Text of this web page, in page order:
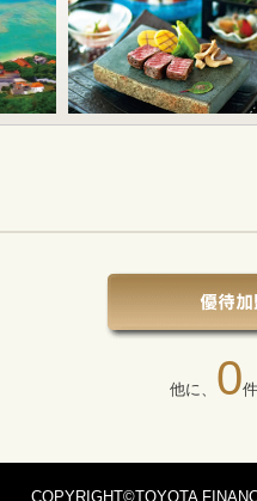
他に、 0
COPYRIGHT©TOYOTA